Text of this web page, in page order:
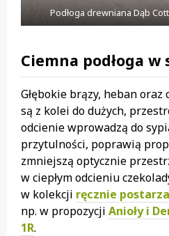
Podłoga drewniana Dąb
Ciemna podłoga w
Głębokie brązy, heban oraz
są z kolei do dużych,
odcienie wprowadzą do
przytulności, poprawią
zmniejszą optycznie
w ciepłym odcieniu
w kolekcji ręcznie
np. w propozycji Anioły i
1R.